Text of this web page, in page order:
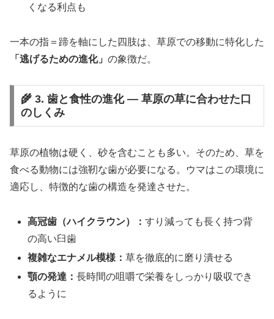
くなる利点も
一本の指＝蹄を軸にした四肢は、草原での移動に特化した
「逃げるための進化」 の象徴だ。
🌾 3. 歯と食性の進化 ― 草原の草に合わせた口
のしくみ
草原の植物は硬く、砂を含むことも多い。そのため、草を
食べる動物には強靭な歯が必要になる。ウマはこの環境に
適応し、特徴的な歯の構造を発達させた。
高冠歯（ハイクラウン）：すり減っても長く持つ背
の高い臼歯
複雑なエナメル模様：草を徹底的に磨り潰せる
顎の発達：長時間の咀嚼で栄養をしっかり吸収でき
るように